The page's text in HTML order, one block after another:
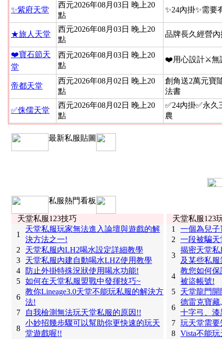
✨紫府天堂
西元2026年08月03日 晚上20
點
✨24內掛✨需要
★旅人天堂
西元2026年08月03日 晚上20
點
品牌長久經營
❤️寶石節天
堂
西元2026年08月03日 晚上20
點
❤️用心設計⚔無
帝都天堂
西元2026年08月02日 晚上20
點
創角送2萬元寶
法書
✅侏儒天堂
西元2026年08月02日 晚上20
點
✅24內掛✅永久
農
最新私服貼圖
私服熱門看板
天堂私服123技巧
1
天堂私服玩家無法進入論壇與遊戲的解
決方法之一!
2
天堂私服內LH2喝水設定詳細教學
3
天堂私服內建自動喝水LHZ使用教學
4
防止外掛特殊況狀使用喝水功能!
5 如何在天堂私服盟戰中發揮技巧~
6
教你Lineage3.0天堂不能玩私服的解決方
法!
7
自我檢測無法玩天堂私服的原因!!
8
小妙招幾步驟可以幫助你更快速的玩天
堂遊戲喔!!
天堂私服123
1
一個為兒
2
一段被騙
3
揭密天堂
及某些私
4
教您如何
被盜帳號!
5
天堂龍門
6
德雷克寶
十字弓、
7 玩天堂需
8 Vista不能